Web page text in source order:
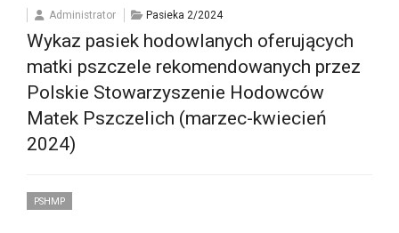
Administrator Pasieka 2/2024
Wykaz pasiek hodowlanych oferujących
matki pszczele rekomendowanych przez
Polskie Stowarzyszenie Hodowców
Matek Pszczelich (marzec-kwiecień
2024)
PSHMP